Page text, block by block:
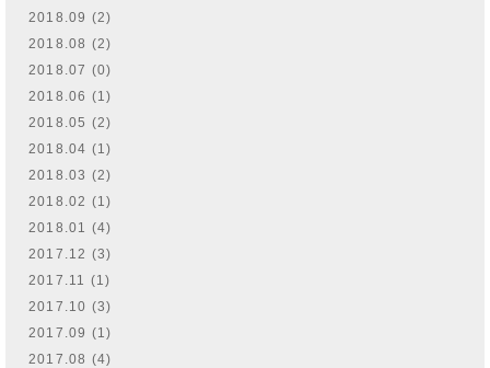
2018.09 (2)
2018.08 (2)
2018.07 (0)
2018.06 (1)
2018.05 (2)
2018.04 (1)
2018.03 (2)
2018.02 (1)
2018.01 (4)
2017.12 (3)
2017.11 (1)
2017.10 (3)
2017.09 (1)
2017.08 (4)